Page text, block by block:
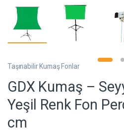
Taşınabilir Kumaş Fonlar
GDX Kumaş –
Yeşil Renk Fon
cm